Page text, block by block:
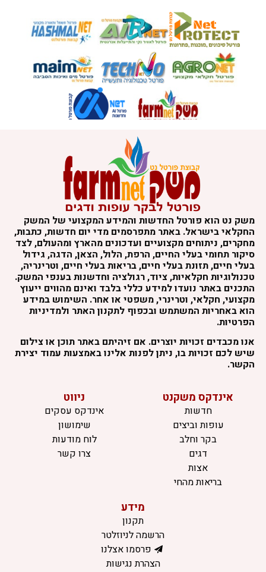
משק נט הוא פורטל החדשות והמידע המקצועי של המשק
החקלאי בישראל. באתר מתפרסמים מדי יום חדשות, כתבות,
מחקרים, ניתוחים מקצועיים ועדכונים מהארץ ומהעולם, לצד
סיקור תחומי בעלי החיים, הרפת, הלול, הצאן, הדגה, גידול
בעלי חיים, תזונת בעלי חיים, בריאות בעלי חיים, וטרינריה,
טכנולוגיות חקלאיות, ציוד, רגולציה וחדשנות בענפי המשק.
התכנים באתר נועדו למידע כללי בלבד ואינם מהווים ייעוץ
מקצועי, חקלאי, וטרינרי, משפטי או אחר. השימוש במידע
הוא באחריות המשתמש ובכפוף לתקנון האתר ולמדיניות
הפרטיות.
אנו מכבדים זכויות יוצרים. אם זיהיתם באתר תוכן או צילום
שיש לכם זכויות בו, ניתן לפנות אלינו באמצעות עמוד יצירת
הקשר.
אינדקס משקנט
חדשות
עופות וביצים
בקר וחלב
דגים
אצות
בריאות מהחי
ניווט
אינדקס עסקים
שימושון
לוח מודעות
צרו קשר
מידע
תקנון
הרשמה לניוזלטר
פרסמו אצלנו
הצהרת נגישות